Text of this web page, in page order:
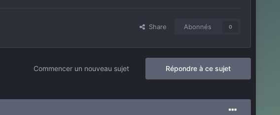
Share Abonnés 0
Répondre à ce sujet
Commencer un nouveau sujet